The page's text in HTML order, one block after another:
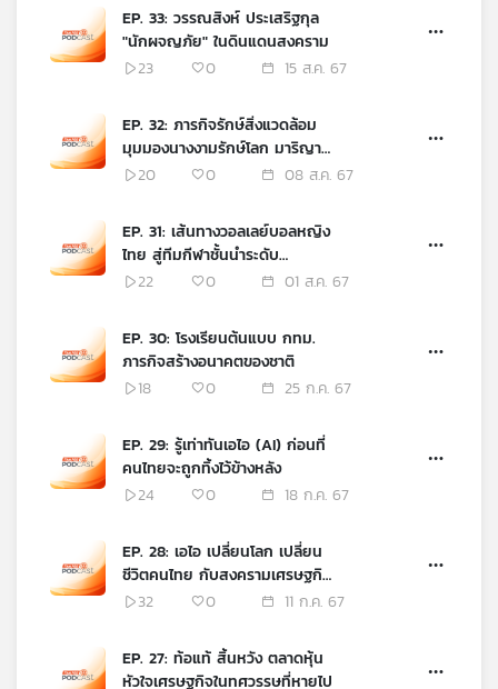
EP. 33: วรรณสิงห์ ประเสริฐกุล
"นักผจญภัย" ในดินแดนสงคราม
23
0 15 ส.ค. 67
EP. 32: ภารกิจรักษ์สิ่งแวดล้อม
มุมมองนางงามรักษ์โลก มาริญา
พูลเลิศลาภ
20 0 08 ส.ค. 67
EP. 31: เส้นทางวอลเลย์บอลหญิง
ไทย สู่ทีมกีฬาชั้นนำระดับ
นานาชาติ ของโค้ชอ๊อต
22 0 01 ส.ค. 67
EP. 30: โรงเรียนต้นแบบ กทม.
ภารกิจสร้างอนาคตของชาติ
18
0 25 ก.ค. 67
EP. 29: รู้เท่าทันเอไอ (AI) ก่อนที่
คนไทยจะถูกทิ้งไว้ข้างหลัง
24
0 18 ก.ค. 67
EP. 28: เอไอ เปลี่ยนโลก เปลี่ยน
ชีวิตคนไทย กับสงครามเศรษฐกิจ
แห่งอนาคต
32 0 11 ก.ค. 67
EP. 27: ท้อแท้ สิ้นหวัง ตลาดหุ้น
หัวใจเศรษฐกิจในทศวรรษที่หายไป